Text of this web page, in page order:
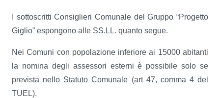
I sottoscritti Consiglieri Comunale del Gruppo “Progetto
Giglio” espongono alle SS.LL. quanto segue.
Nei Comuni con popolazione inferiore ai 15000 abitanti
la nomina degli assessori esterni è possibile solo se
prevista nello Statuto Comunale (art 47, comma 4 del
TUEL).